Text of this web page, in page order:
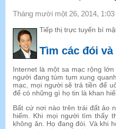
Tháng mười một 26, 2014, 1:03
Tiếp thị trực tuyến bí
Tìm các đói
Internet là một sa mạc rộng
người đang túm tụm xung
mạc, mọi người sẽ trả tiền để
để có những gì họ tin là khan
Bất cứ nơi nào trên trái đất ảo
hiếm. Khi mọi người tìm thấy
không ăn. Họ đang đói. Và khi